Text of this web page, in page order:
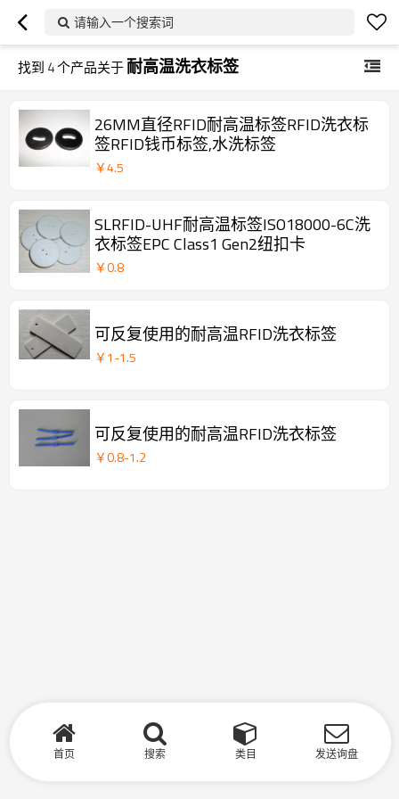
请输入一个搜索词
找到 4个产品关于耐高温洗衣标签
26MM直径RFID耐高温标签RFID洗衣标
签RFID钱币标签,水洗标签
￥4.5
SLRFID-UHF耐高温标签ISO18000-6C洗
衣标签EPC Class1 Gen2纽扣卡
￥0.8
可反复使用的耐高温RFID洗衣标签
￥1-1.5
可反复使用的耐高温RFID洗衣标签
￥0.8-1.2
首页 搜索 类目 发送询盘